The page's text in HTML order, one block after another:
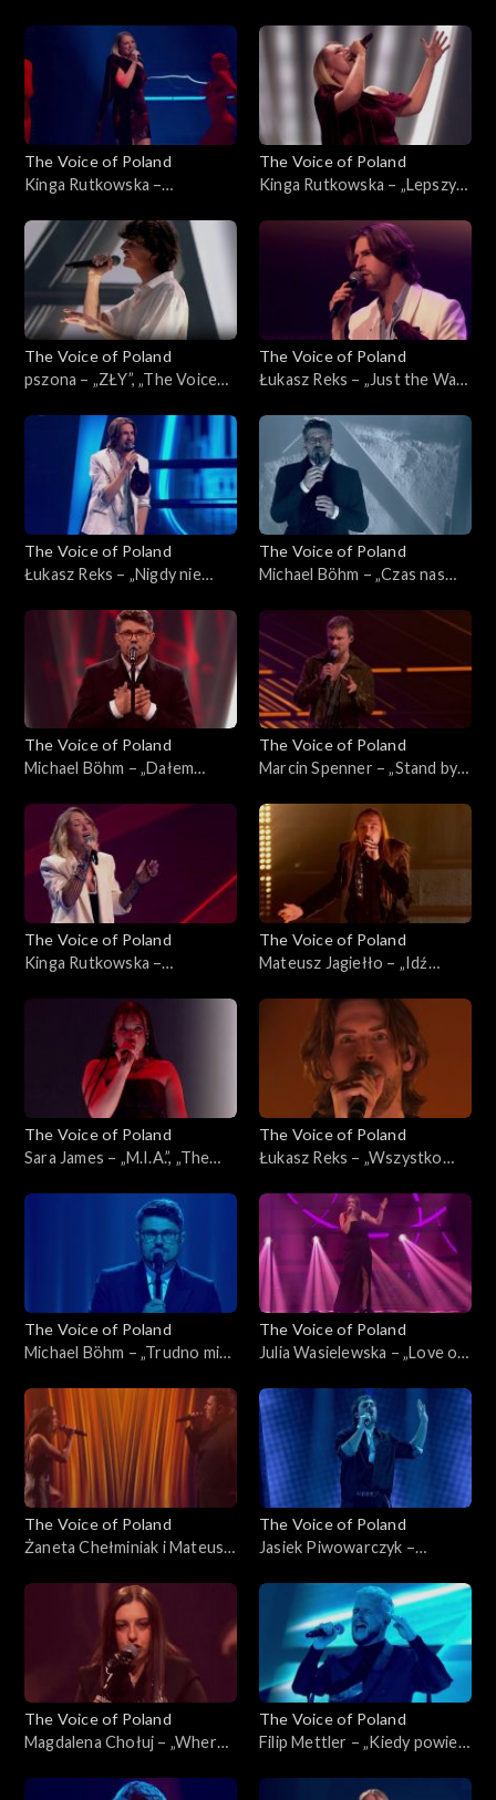
22 listopada 2025
22 listopada 2025
The Voice of Poland
Kinga Rutkowska –
Poland”, Live 3, 22 listopada
2025
The Voice of Poland
Kinga Rutkowska – „Lepszy
Live 3, 22 listopada 2025
The Voice of Poland
pszona – „ZŁY”, „The Voice
listopada 2025
The Voice of Poland
Łukasz Reks – „Just the Way
Poland”, Live 3, 22 listopada
2025
The Voice of Poland
Łukasz Reks – „Nigdy nie
Poland”, Live 3, 22 listopada
The Voice of Poland
Michael Böhm – „Czas nas
Poland”, Live 3, 22 listopada
2025
The Voice of Poland
Michael Böhm – „Dałem
Poland”, Live 3, 22 listopada
2025
The Voice of Poland
Marcin Spenner – „Stand by
Poland”, Live 2, 15 listopada
2025
The Voice of Poland
Kinga Rutkowska –
of Poland”, Live 2, 15
listopada 2025
The Voice of Poland
Mateusz Jagiełło – „Idź
Live 2, 15 listopada 2025
The Voice of Poland
Sara James – „M.I.A.”, „The
listopada 2025
The Voice of Poland
Łukasz Reks – „Wszystko
Poland”, Live 2, 15 listopada
The Voice of Poland
Michael Böhm – „Trudno mi
Poland”, Live 2, 15 listopada
2025
The Voice of Poland
Julia Wasielewska – „Love on
Live 2, 15 listopada 2025
The Voice of Poland
Żaneta Chełminiak i Mateusz
Beautiful”, „The Voice of
Poland”, Live 2, 15 listopada
The Voice of Poland
Jasiek Piwowarczyk –
Voice of Poland”, Live 2, 15
listopada 2025
The Voice of Poland
Magdalena Chołuj – „Where
of Poland”, Live 2, 15
The Voice of Poland
Filip Mettler – „Kiedy powiem
Poland”, Live 2, 15 listopada